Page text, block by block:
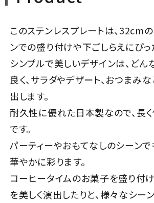
このステンレスプレートは、32cm
ンでの盛り付けや下ごしらえにぴっ
シンプルで美しいデザインは、ど
良く、サラダやデザート、おつまみ
出します。
耐久性に優れた日本製なので、長
です。
パーティーやおもてなしのシーンで
華やかに彩ります。
コーヒータイムのお菓子を盛り付
を美しく演出したりと、様々なシー